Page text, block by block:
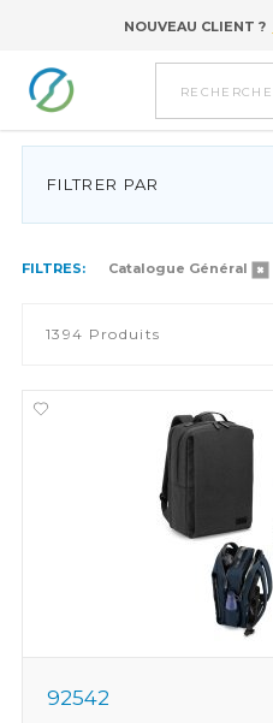
Go to contentNOUVEAU CLIENT ?
rechercher
FILTRER PAR
FILTRES: Catalogue Général
1394 Produits
92542